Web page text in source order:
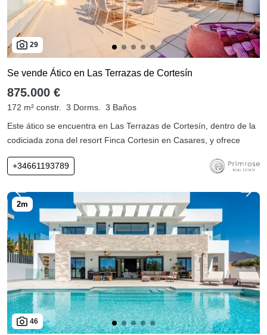
29
Se vende Ático en Las Terrazas de Cortesín
875.000 €
172 m² constr. 3 Dorms.
3 Baños
Este ático se encuentra en Las Terrazas de Cortesín, dentro de la
codiciada zona del resort Finca Cortesin en Casares, y ofrece
+34661193789
46